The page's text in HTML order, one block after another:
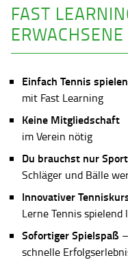
FAST
Einfach Tennis spielen
mit Fast Learning
Keine Mitgliedschaft
im Verein nötig
Du brauchst nur
Schläger und Bälle
Innovativer
Lerne Tennis spielend
Sofortiger Spielspaß –
schnelle